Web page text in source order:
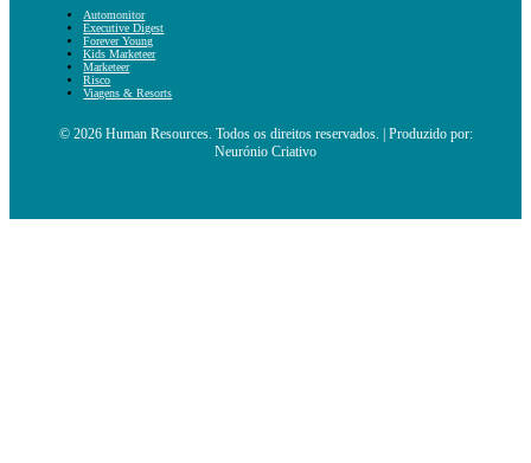
Automonitor
Executive Digest
Forever Young
Kids Marketeer
Marketeer
Risco
Viagens & Resorts
© 2026 Human Resources. Todos os direitos reservados. | Produzido por:
Neurónio Criativo